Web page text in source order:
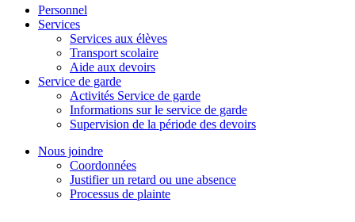
Personnel
Services
Services aux élèves
Transport scolaire
Aide aux devoirs
Service de garde
Activités Service de garde
Informations sur le service de garde
Supervision de la période des devoirs
Nous joindre
Coordonnées
Justifier un retard ou une absence
Processus de plainte